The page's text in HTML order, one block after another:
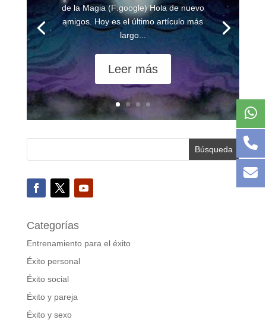
de la Magia (F:google) Hola de nuevo
amigos. Hoy es el último artículo más
largo...
Leer más
Categorías
Entrenamiento para el éxito
Éxito personal
Éxito social
Éxito y pareja
Éxito y sexo